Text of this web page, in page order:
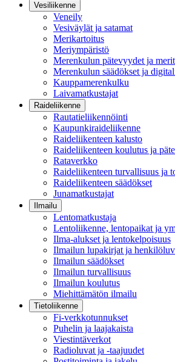
Vesiliikenne
Veneily
Vesiväylät ja satamat
Merikartoitus
Meriympäristö
Merenkulun pätevyydet ja
Merenkulun säädökset ja
Kauppamerenkulku
Laivamatkustajat
Raideliikenne
Rautatieliikennöinti
Kaupunkiraideliikenne
Raideliikenteen kalusto
Raideliikenteen koulutus ja
Rataverkko
Raideliikenteen turvallisuus ja
Raideliikenteen säädökset
Junamatkustajat
Ilmailu
Lentomatkustaja
Lentoliikenne, lentopaikat ja
Ilma-alukset ja lentokelpoisuus
Ilmailun lupakirjat ja
Ilmailun säädökset
Ilmailun turvallisuus
Ilmailun koulutus
Miehittämätön ilmailu
Tietoliikenne
Fi-verkkotunnukset
Puhelin ja laajakaista
Viestintäverkot
Radioluvat ja -taajuudet